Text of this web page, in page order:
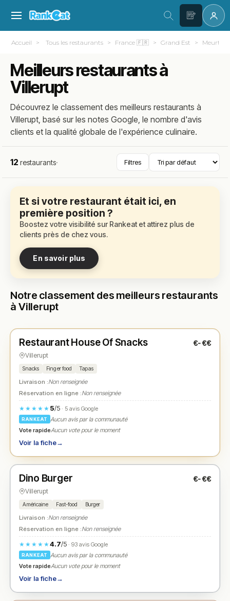
Accueil Tous les restaurants France 🇫🇷 Grand Est
Meilleurs restaurants à
Villerupt
Découvrez le classement des meilleurs restaurants à
Villerupt, basé sur les notes Google, le nombre d'avis
clients et la qualité globale de l'expérience culinaire.
12 restaurants· Filtres
Et si votre restaurant était ici, en
première position ?
Boostez votre visibilité sur Rankeat et attirez plus de
clients près de chez vous.
En savoir plus
Notre classement des meilleurs restaurants
à Villerupt
★ N° 1
Restaurant House Of Snacks €-€€
Villerupt
Snacks Finger food Tapas
Livraison :Non renseignée
Réservation en ligne :Non renseignée
★★★★★ 5/5· 5 avis Google
RANKEAT
Aucun avis par la communauté
Vote rapideAucun vote pour le moment
Voir la fiche→
★ N° 2
Dino Burger €-€€
Villerupt
Américaine Fast-food Burger
Livraison :Non renseignée
Réservation en ligne :Non renseignée
★★★★★4.7/5· 93 avis Google
RANKEAT
Aucun avis par la communauté
Vote rapideAucun vote pour le moment
Voir la fiche→